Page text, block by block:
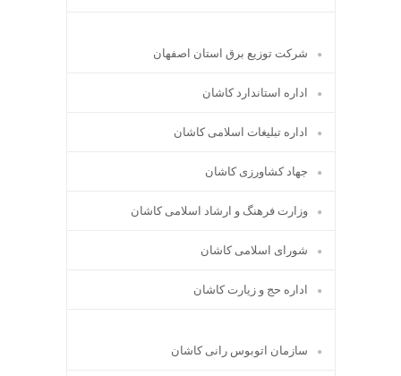
شرکت توزیع برق استان اصفهان
اداره استاندارد كاشان
اداره تبلیغات اسلامی کاشان
جهاد کشاورزی کاشان
وزارت فرهنگ و ارشاد اسلامی کاشان
شورای اسلامی کاشان
اداره حج و زیارت کاشان
سازمان اتوبوس رانی کاشان